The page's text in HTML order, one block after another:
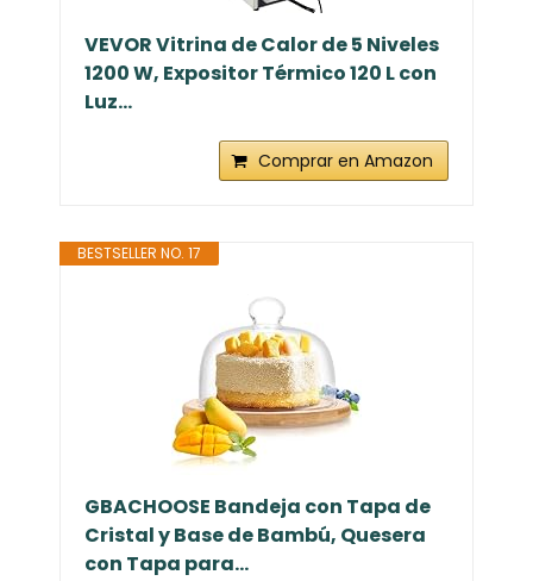
VEVOR Vitrina de Calor de 5 Niveles
1200 W, Expositor Térmico 120 L con
Luz...
Comprar en Amazon
BESTSELLER NO. 17
GBACHOOSE Bandeja con Tapa de
Cristal y Base de Bambú, Quesera
con Tapa para...